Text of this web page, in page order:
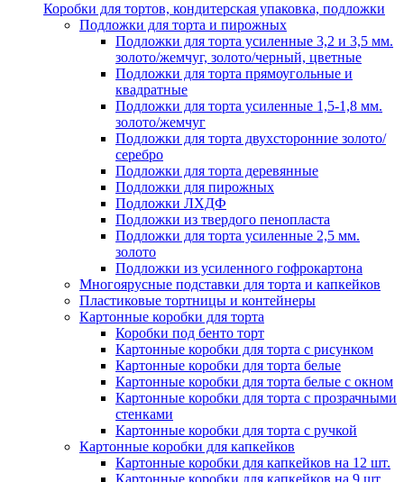
Коробки для тортов, кондитерская упаковка, подложки
Подложки для торта и пирожных
Подложки для торта усиленные 3,2 и 3,5 мм.
золото/жемчуг, золото/черный, цветные
Подложки для торта прямоугольные и
квадратные
Подложки для торта усиленные 1,5-1,8 мм.
золото/жемчуг
Подложки для торта двухсторонние золото/
серебро
Подложки для торта деревянные
Подложки для пирожных
Подложки ЛХДФ
Подложки из твердого пенопласта
Подложки для торта усиленные 2,5 мм.
золото
Подложки из усиленного гофрокартона
Многоярусные подставки для торта и капкейков
Пластиковые тортницы и контейнеры
Картонные коробки для торта
Коробки под бенто торт
Картонные коробки для торта с рисунком
Картонные коробки для торта белые
Картонные коробки для торта белые с окном
Картонные коробки для торта с прозрачными
стенками
Картонные коробки для торта с ручкой
Картонные коробки для капкейков
Картонные коробки для капкейков на 12 шт.
Картонные коробки для капкейков на 9 шт.